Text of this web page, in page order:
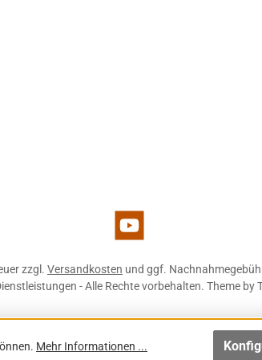
YouTube
zzgl. Versandkosten und ggf.
- Alle Rechte vorbehalten. Theme by
Mehr Informationen ...